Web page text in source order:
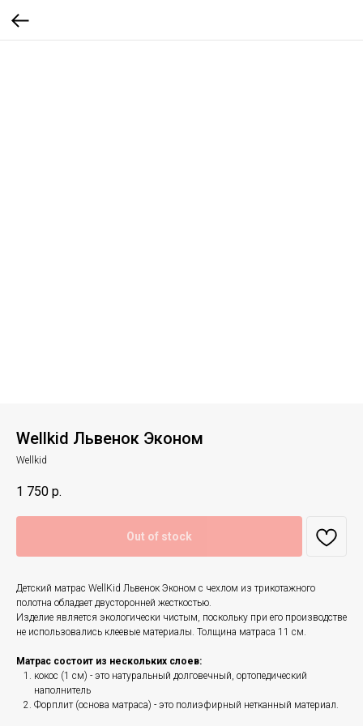
Wellkid Львенок Эконом
Wellkid
1 750 р.
Out of stock
Детский матрас WellKid Львенок Эконом с чехлом из трикотажного
полотна обладает двусторонней жесткостью.
Изделие является экологически чистым, поскольку при его производстве
не использовались клеевые материалы. Толщина матраса 11 см.
Матрас состоит из нескольких слоев:
кокос (1 см) - это натуральный долговечный, ортопедический
наполнитель
Форплит (основа матраса) - это полиэфирный нетканный материал.